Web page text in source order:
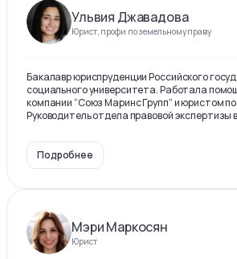
Ульвия Джавадова
Юрист, профи по земельному праву
Бакалавр юриспруденции Российского
социального университета. Работала
компании “Союз Маринс Групп” и юристом
Руководитель отдела правовой
Подробнее
Мэри Маркосян
Юрист